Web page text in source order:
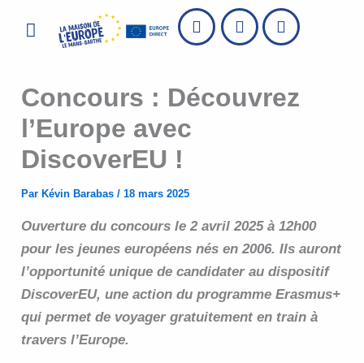
Menu
Concours : Découvrez
l’Europe avec
DiscoverEU !
Par Kévin Barabas/18 mars 2025
Ouverture du concours le 2 avril 2025 à 12h00
pour les jeunes européens nés en 2006. Ils auront
l’opportunité unique de candidater au dispositif
DiscoverEU, une action du programme Erasmus+
qui permet de voyager gratuitement en train à
travers l’Europe.